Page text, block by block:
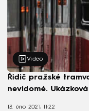
Video
Řidič pražské
nevidomé.
13. úno 2021, 11:22